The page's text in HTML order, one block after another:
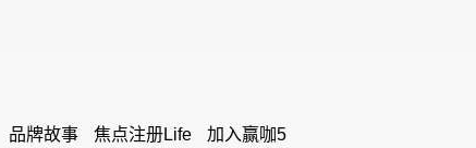
品牌故事 焦点注册Life 加入赢咖5